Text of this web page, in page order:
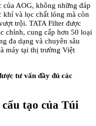
AOG, không những đáp
khí và lọc chất lỏng mà còn
trội. TATA Filter được
chính, cung cấp hơn 50 loại
đa dạng và chuyên sâu
máy tại thị trường Việt
tư vấn đầy đủ các
tạo của Túi